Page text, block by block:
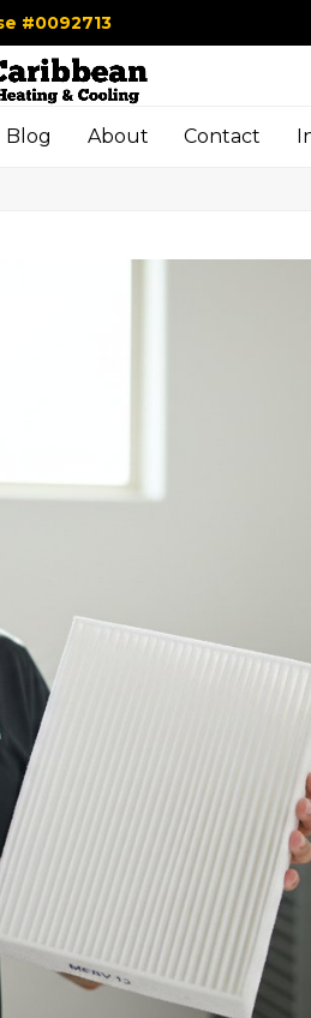
#0092713
Blog About Contact